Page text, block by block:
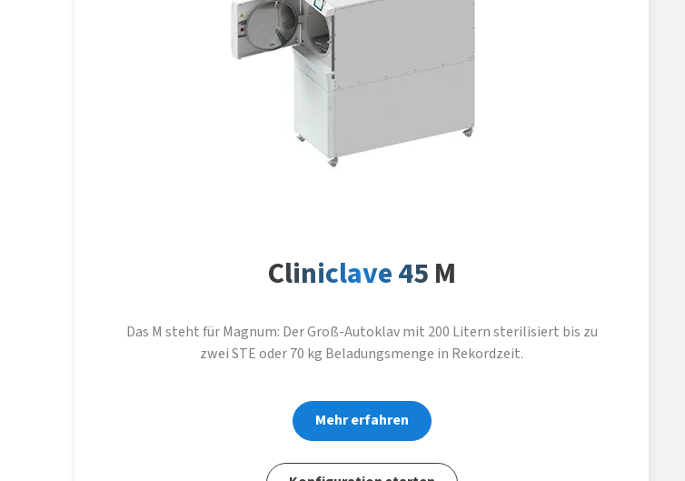
Cliniclave 45 M
Das M steht für Magnum: Der Groß-Autoklav mit 200 Litern sterilisiert bis zu
zwei STE oder 70 kg Beladungsmenge in Rekordzeit.
Mehr erfahren